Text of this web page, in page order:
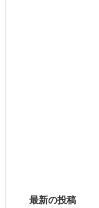
最新の投稿